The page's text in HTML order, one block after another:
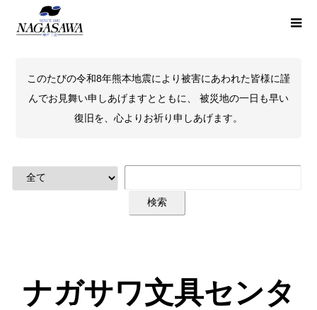
このたびの令和8年熊本地震により被害にあわれた皆様に謹
んでお見舞い申しあげますとともに、 被災地の一日も早い
復旧を、心よりお祈り申しあげます。
ナガサワ文具センタ